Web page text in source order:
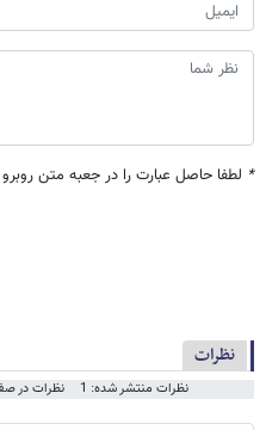
* لطفا حاصل عبارت را در جعبه متن روبرو
نظرات
نظرات منتشر شده: 1 نظرات در صف